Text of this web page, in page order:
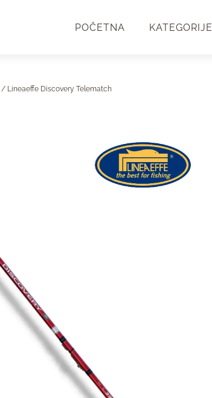
POČETNA KATEGORIJE
/ Lineaeffe Discovery Telematch